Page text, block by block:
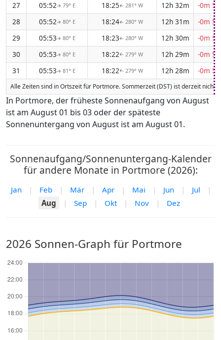
27
05:52↑ 79° E 18:25↑ 281° W 12h 32m
-0m
28
05:52↑ 80° E 18:24↑ 280° W 12h 31m
-0m
29
05:53↑ 80° E 18:23↑ 280° W 12h 30m
-0m
30
05:53↑ 80° E 18:22↑ 279° W 12h 29m
-0m
31
05:53↑ 81° E 18:22↑ 279° W 12h 28m -0m
Alle Zeiten sind in Ortszeit für Portmore. Sommerzeit (DST) ist derzeit nicht
In Portmore, der früheste Sonnenaufgang von August
ist am August 01 bis 03 oder der späteste
Sonnenuntergang von August ist am August 01.
Sonnenaufgang/Sonnenuntergang-Kalender
für andere Monate in Portmore (2026):
Jan | Feb | Mär | Apr | Mai | Jun | Jul
|
Aug
| Sep | Okt | Nov | Dez
2026 Sonnen-Graph für Portmore